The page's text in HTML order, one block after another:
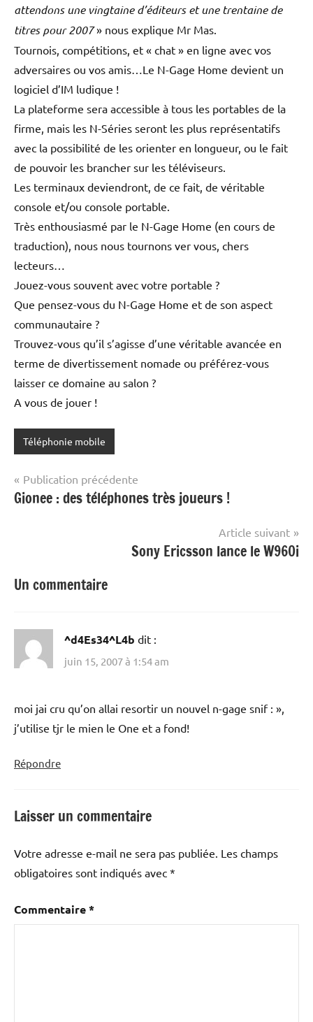
attendons une vingtaine d’éditeurs et une trentaine de
titres pour 2007» nous explique Mr Mas.
Tournois, compétitions, et « chat » en ligne avec vos
adversaires ou vos amis…Le N-Gage Home devient un
logiciel d’IM ludique !
La plateforme sera accessible à tous les portables de la
firme, mais les N-Séries seront les plus représentatifs
avec la possibilité de les orienter en longueur, ou le fait
de pouvoir les brancher sur les téléviseurs.
Les terminaux deviendront, de ce fait, de véritable
console et/ou console portable.
Très enthousiasmé par le N-Gage Home (en cours de
traduction), nous nous tournons ver vous, chers
lecteurs…
Jouez-vous souvent avec votre portable ?
Que pensez-vous du N-Gage Home et de son aspect
communautaire ?
Trouvez-vous qu’il s’agisse d’une véritable avancée en
terme de divertissement nomade ou préférez-vous
laisser ce domaine au salon ?
A vous de jouer !
Téléphonie mobile
Navigation
de
Publication précédente
Gionee : des téléphones très joueurs !
Article suivant
Sony Ericsson lance le W960i
Un commentaire
^d4Es34^L4b dit :
juin 15, 2007 à 1:54 am
moi jai cru qu’on allai resortir un nouvel n-gage snif : »,
j’utilise tjr le mien le One et a fond!
Répondre
Laisser un commentaire
Votre adresse e-mail ne sera pas publiée. Les champs
obligatoires sont indiqués avec *
Commentaire*